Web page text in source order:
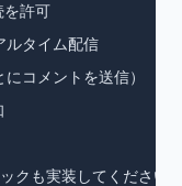
を許可
ルタイム配信
コメントを送信）
クも実装してください